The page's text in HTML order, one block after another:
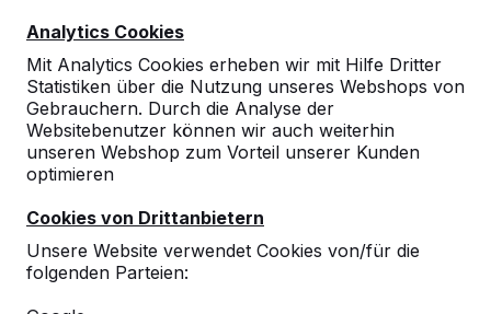
Analytics Cookies
Mit Analytics Cookies erheben wir mit Hilfe Dritter
Statistiken über die Nutzung unseres Webshops von
Gebrauchern. Durch die Analyse der
Websitebenutzer können wir auch weiterhin
unseren Webshop zum Vorteil unserer Kunden
optimieren
Cookies von Drittanbietern
Unsere Website verwendet Cookies von/für die
folgenden Parteien: